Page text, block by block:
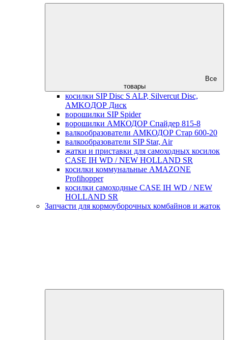
Все
товары
косилки SIP Disc S ALP, Silvercut Disc,
AMKOДОР Диск
ворошилки SIP Spider
ворошилки АМКОДОР Спайдер 815-8
валкообразователи АМКОДОР Стар 600-20
валкообразователи SIP Star, Air
жатки и приставки для самоходных косилок
CASE IH WD / NEW HOLLAND SR
косилки коммунальные AMAZONE
Profihopper
косилки самоходные CASE IH WD / NEW
HOLLAND SR
Запчасти для кормоуборочных комбайнов и жаток